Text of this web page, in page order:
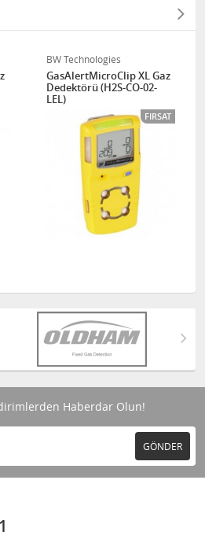
BW Technologies
GasAlertMicroClip XL Gaz
Dedektörü (H2S-CO-02-
LEL)
FIRSAT
Haberdar Olun!
GÖNDER